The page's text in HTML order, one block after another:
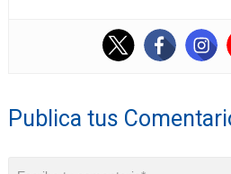
Publica tus